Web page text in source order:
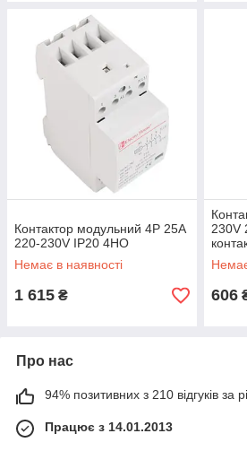
Контактор модульний 4P 25A
220-230V IP20 4НО
Немає в наявності
1 615 ₴
230V
606
Про нас
94% позитивних з 210 відгуків за
Працює з 14.01.2013